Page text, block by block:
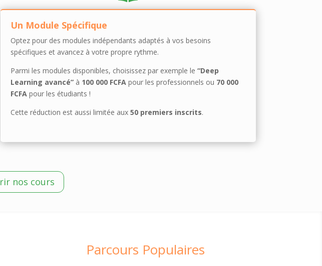
Un Module Spécifique
Optez pour des modules indépendants adaptés à vos besoins
spécifiques et avancez à votre propre rythme.
Parmi les modules disponibles, choisissez par exemple le “Deep
Learning avancé”à 100 000 FCFApour les professionnels ou 70 000
FCFApour les étudiants !
Cette réduction est aussi limitée aux 50 premiers inscrits.
nos cours
Parcours Populaires